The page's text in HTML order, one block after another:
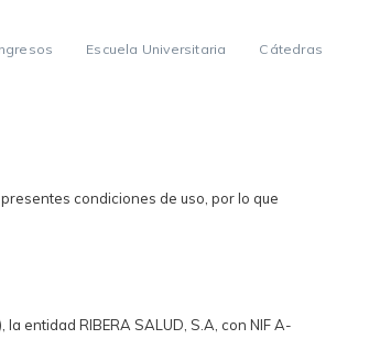
Escuela Universitaria Cátedras
condiciones de uso, por lo que
entidad RIBERA SALUD, S.A, con NIF A-